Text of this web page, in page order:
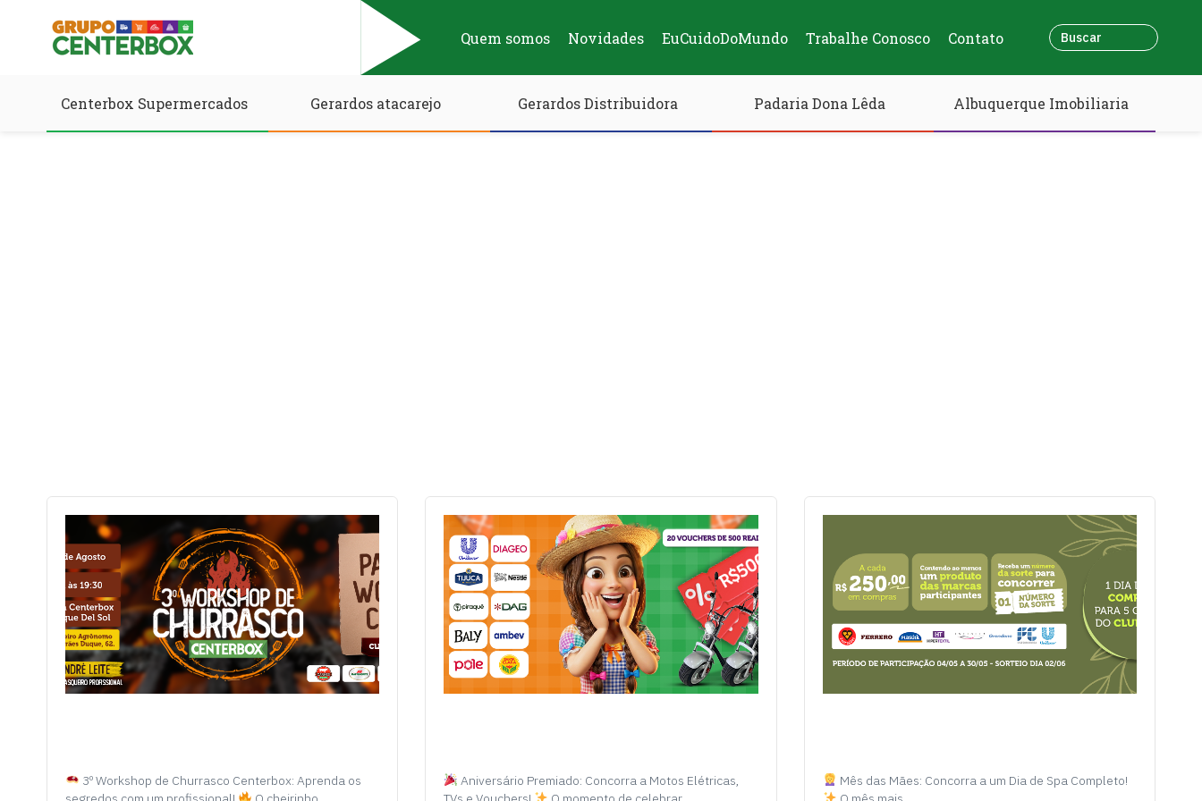
Quem somos Novidades EuCuidoDoMundo Trabalhe Conosco Contato
Centerbox Supermercados Gerardos atacarejo Gerardos Distribuidora Padaria Dona Lêda Albuquerque Imobiliaria
3º Workshop de Churrasco Centerbox: Aprenda os
Aniversário Premiado: Concorra a Motos Elétricas,
Mês das Mães: Concorra a um Dia de Spa Completo!